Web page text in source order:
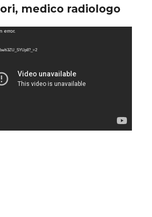
medico radiologo
error.
ti3ZU_SYUp8?_=2